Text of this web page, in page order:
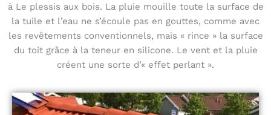
à Le plessis aux bois. La pluie mouille toute la surface de
la tuile et l’eau ne s’écoule pas en gouttes, comme avec
les revêtements conventionnels, mais « rince » la surface
du toit grâce à la teneur en silicone. Le vent et la pluie
créent une sorte d’« effet perlant ».